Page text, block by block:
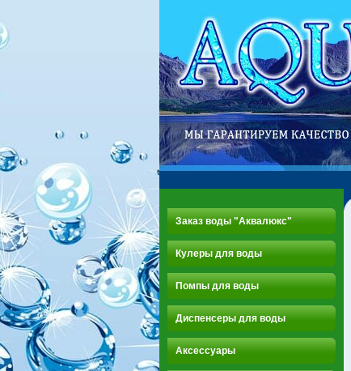
Заказ воды "Аквалюкс"
Кулеры для воды
Помпы для воды
Диспенсеры для воды
Аксессуары